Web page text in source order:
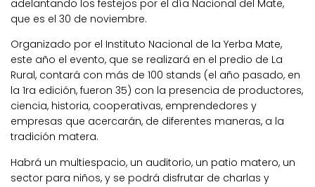
adelantando los festejos por el día Nacional del Mate,
que es el 30 de noviembre.
Organizado por el Instituto Nacional de la Yerba Mate,
este año el evento, que se realizará en el predio de La
Rural, contará con más de 100 stands (el año pasado, en
la 1ra edición, fueron 35) con la presencia de productores,
ciencia, historia, cooperativas, emprendedores y
empresas que acercarán, de diferentes maneras, a la
tradición matera.
Habrá un multiespacio, un auditorio, un patio matero, un
sector para niños, y se podrá disfrutar de charlas y